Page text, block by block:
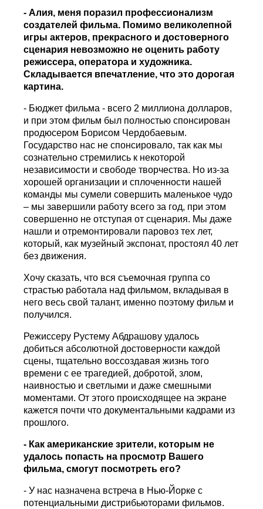
- Алия, меня поразил профессионализм
создателей фильма. Помимо великолепной
игры актеров, прекрасного и достоверного
сценария невозможно не оценить работу
режиссера, оператора и художника.
Складывается впечатление, что это дорогая
картина.
- Бюджет фильма - всего 2 миллиона долларов,
и при этом фильм был полностью спонсирован
продюсером Борисом Чердобаевым.
Государство нас не спонсировало, так как мы
сознательно стремились к некоторой
независимости и свободе творчества. Но из-за
хорошей организации и сплоченности нашей
команды мы сумели совершить маленькое чудо
– мы завершили работу всего за год, при этом
совершенно не отступая от сценария. Мы даже
нашли и отремонтировали паровоз тех лет,
который, как музейный экспонат, простоял 40 лет
без движения.
Хочу сказать, что вся съемочная группа со
страстью работала над фильмом, вкладывая в
него весь свой талант, именно поэтому фильм и
получился.
Режиссеру Рустему Абдрашову удалось
добиться абсолютной достоверности каждой
сцены, тщательно воссоздавая жизнь того
времени с ее трагедией, добротой, злом,
наивностью и светлыми и даже смешными
моментами. От этого происходящее на экране
кажется почти что документальными кадрами из
прошлого.
- Как американские зрители, которым не
удалось попасть на просмотр Вашего
фильма, смогут посмотреть его?
- У нас назначена встреча в Нью-Йорке с
потенциальными дистрибьюторами фильмов.